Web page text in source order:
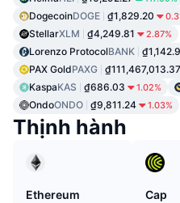
DogecoinDOGE ₫1,829.20
StellarXLM ₫4,249.81 2.87%
Lorenzo ProtocolBANK
PAX GoldPAXG ₫111,467,013.37
KaspaKAS ₫686.03 1.02%
OndoONDO ₫9,811.24 1.03%
Thịnh hành
Ethereum
Cap